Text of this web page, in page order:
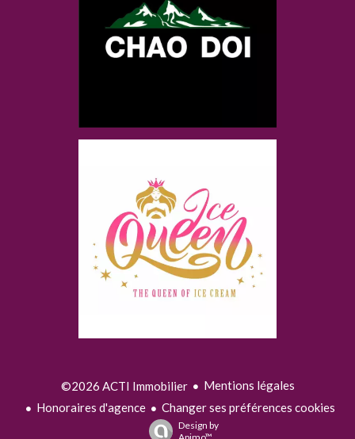
©2026 ACTI Immobilier
Mentions légales
Honoraires d'agence
Changer ses préférences cookies
Design by